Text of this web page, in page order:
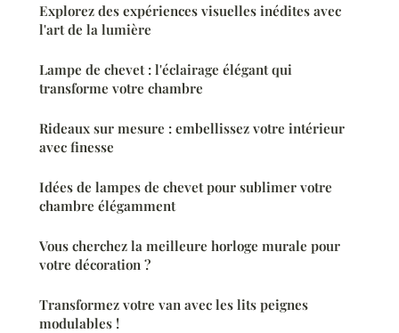
Explorez des expériences visuelles inédites avec
l'art de la lumière
Lampe de chevet : l'éclairage élégant qui
transforme votre chambre
Rideaux sur mesure : embellissez votre intérieur
avec finesse
Idées de lampes de chevet pour sublimer votre
chambre élégamment
Vous cherchez la meilleure horloge murale pour
votre décoration ?
Transformez votre van avec les lits peignes
modulables !